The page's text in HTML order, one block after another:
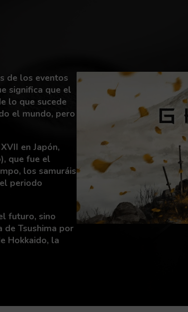
de los eventos
significa que el
lo que sucede
el mundo, pero
en Japón,
que fue el
los samuráis
periodo
futuro, sino
de Tsushima por
Hokkaido, la